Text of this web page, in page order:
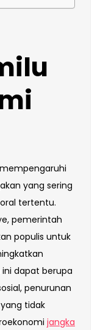
yang sering
tertentu.
pemerintah
populis untuk
dapat berupa
penurunan
tidak
jangka